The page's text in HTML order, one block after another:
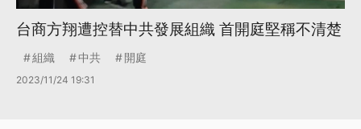
台商方翔遭控替中共發展組織 首開庭堅稱不清楚
組織 中共 開庭
2023/11/24 19:31